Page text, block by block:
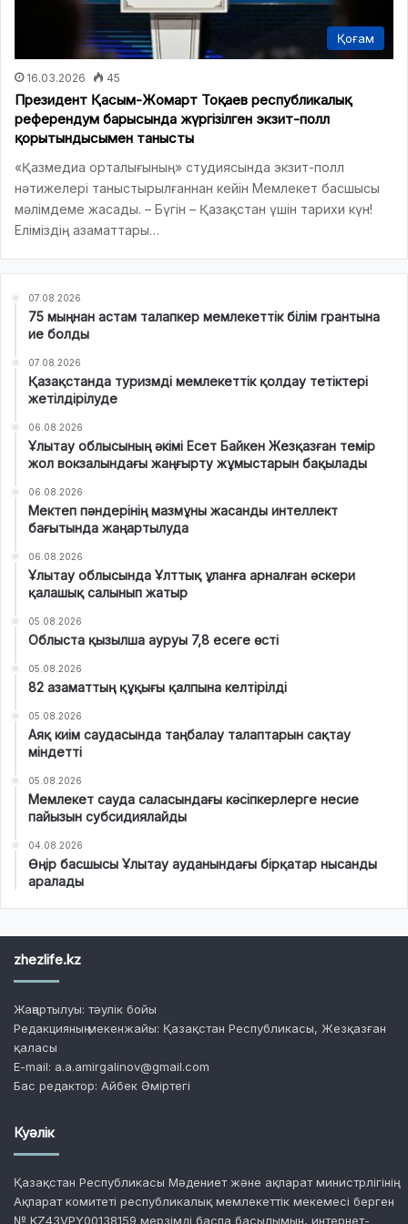
Қоғам
16.03.2026 45
Президент Қасым-Жомарт Тоқаев республикалық
референдум барысында жүргізілген экзит-полл
қорытындысымен танысты
«Қазмедиа орталығының» студиясында экзит-полл
нәтижелері таныстырылғаннан кейін Мемлекет басшысы
мәлімдеме жасады. – Бүгін – Қазақстан үшін тарихи күн!
Еліміздің азаматтары…
07.08.2026
75 мыңнан астам талапкер мемлекеттік білім грантына
ие болды
07.08.2026
Қазақстанда туризмді мемлекеттік қолдау тетіктері
жетілдірілуде
06.08.2026
Ұлытау облысының әкімі Есет Байкен Жезқазған темір
жол вокзалындағы жаңғырту жұмыстарын бақылады
06.08.2026
Мектеп пәндерінің мазмұны жасанды интеллект
бағытында жаңартылуда
06.08.2026
Ұлытау облысында Ұлттық ұланға арналған әскери
қалашық салынып жатыр
05.08.2026
Облыста қызылша ауруы 7,8 есеге өсті
05.08.2026
82 азаматтың құқығы қалпына келтірілді
05.08.2026
Аяқ киім саудасында таңбалау талаптарын сақтау
міндетті
05.08.2026
Мемлекет сауда саласындағы кәсіпкерлерге несие
пайызын субсидиялайды
04.08.2026
Өңір басшысы Ұлытау ауданындағы бірқатар нысанды
аралады
zhezlife.kz
Жаңартылуы: тәулік бойы
Редакцияның мекенжайы: Қазақстан Республикасы, Жезқазған
қаласы
E-mail: a.a.amirgalinov@gmail.com
Бас редактор: Айбек Әміртегі
Куәлік
Қазақстан Республикасы Мәдениет және ақпарат министрлігінің
Ақпарат комитеті республикалық мемлекеттік мекемесі берген
№ KZ43VPY00138159 мерзімді баспа басылымын, интернет-